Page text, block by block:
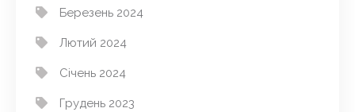
Березень 2024
Лютий 2024
Січень 2024
Грудень 2023